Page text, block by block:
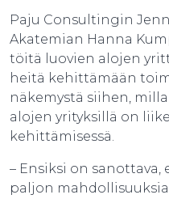
Paju Consultingin
Akatemian Hanna
töitä luovien alojen
heitä kehittämään
näkemystä siihen,
alojen yrityksillä on
kehittämisessä.
– Ensiksi on
paljon